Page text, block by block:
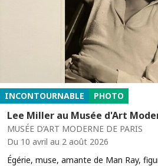
INCONTOURNABLE PHOTO
Lee Miller au Musée d'Art
MUSÉE D’ART MODERNE DE PARIS
Du 10 avril au 2 août 2026
Égérie, muse, amante de Man Ray,